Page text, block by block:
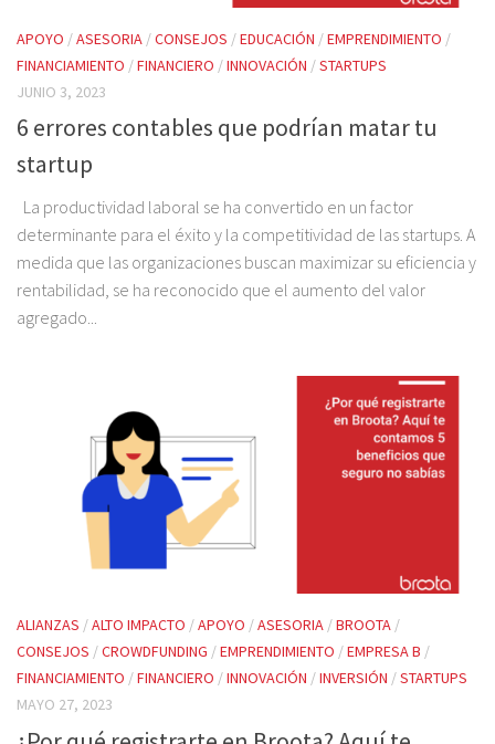
APOYO /ASESORIA /CONSEJOS /EDUCACIÓN /EMPRENDIMIENTO /
FINANCIAMIENTO /FINANCIERO /INNOVACIÓN /STARTUPS
JUNIO 3, 2023
6 errores contables que podrían matar tu
startup
La productividad laboral se ha convertido en un factor
determinante para el éxito y la competitividad de las startups. A
medida que las organizaciones buscan maximizar su eficiencia y
rentabilidad, se ha reconocido que el aumento del valor
agregado...
ALIANZAS /ALTO IMPACTO /APOYO /ASESORIA /BROOTA /
CONSEJOS /CROWDFUNDING /EMPRENDIMIENTO /EMPRESA B /
FINANCIAMIENTO /FINANCIERO /INNOVACIÓN /INVERSIÓN /STARTUPS
MAYO 27, 2023